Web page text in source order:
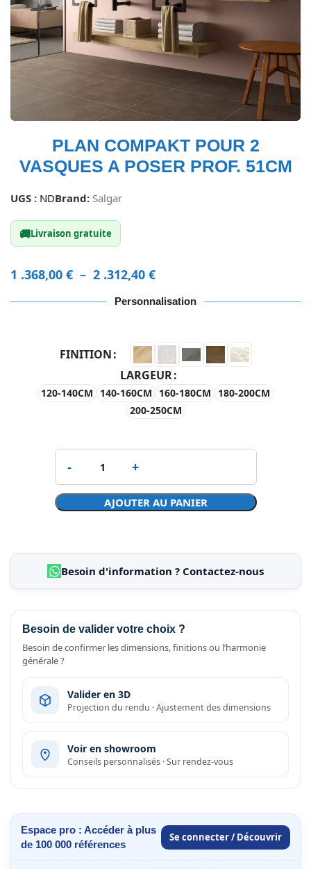
PLAN COMPAKT POUR 2
VASQUES A POSER PROF. 51CM
UGS : NDBrand: Salgar
🚚Livraison gratuite
1 .368,00 € – 2 .312,40 €
Personnalisation
FINITION
LARGEUR
120-140CM 140-160CM 160-180CM
180-200CM
200-250CM
AJOUTER AU PANIER
Besoin d'information ? Contactez-nous
Besoin de valider votre choix ?
Besoin de confirmer les dimensions, finitions ou l’harmonie
générale ?
Valider en 3D
Projection du rendu · Ajustement des dimensions
Voir en showroom
Conseils personnalisés · Sur rendez-vous
Espace pro : Accéder à plus
de 100 000 références
Se connecter / Découvrir